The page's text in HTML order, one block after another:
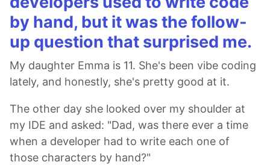
by hand, but it was the follow-
up question that surprised me.
My daughter Emma is 11. She's been vibe coding
lately, and honestly, she's pretty good at it.
The other day she looked over my shoulder at
my IDE and asked: "Dad, was there ever a time
when a developer had to write each one of
those characters by hand?"